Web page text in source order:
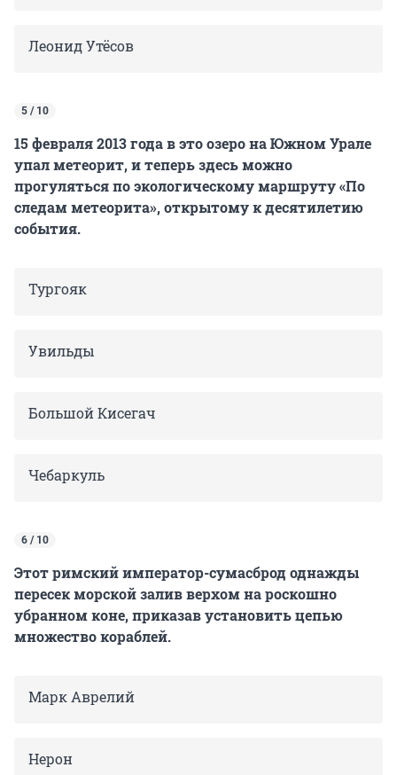
Леонид Утёсов
5 / 10
15 февраля 2013 года в это озеро на Южном Урале
упал метеорит, и теперь здесь можно
прогуляться по экологическому маршруту «По
следам метеорита», открытому к десятилетию
события.
Тургояк
Увильды
Большой Кисегач
Чебаркуль
6 / 10
Этот римский император-сумасброд однажды
пересек морской залив верхом на роскошно
убранном коне, приказав установить цепью
множество кораблей.
Марк Аврелий
Нерон